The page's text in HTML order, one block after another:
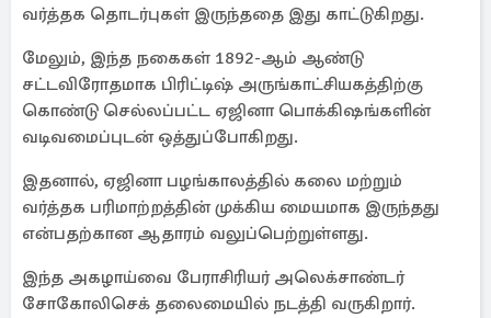
வர்த்தக தொடர்புகள் இருந்ததை இது காட்டுகிறது.
மேலும், இந்த நகைகள் 1892-ஆம் ஆண்டு
சட்டவிரோதமாக பிரிட்டிஷ் அருங்காட்சியகத்திற்கு
கொண்டு செல்லப்பட்ட ஏஜினா பொக்கிஷங்களின்
வடிவமைப்புடன் ஒத்துப்போகிறது.
இதனால், ஏஜினா பழங்காலத்தில் கலை மற்றும்
வர்த்தக பரிமாற்றத்தின் முக்கிய மையமாக இருந்தது
என்பதற்கான ஆதாரம் வலுப்பெற்றுள்ளது.
இந்த அகழாய்வை பேராசிரியர் அலெக்சாண்டர்
சோகோலிசெக் தலைமையில் நடத்தி வருகிறார்.